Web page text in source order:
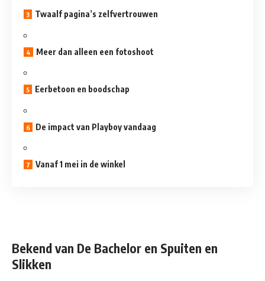
Twaalf pagina’s zelfvertrouwen
Meer dan alleen een fotoshoot
Eerbetoon en boodschap
De impact van Playboy vandaag
Vanaf 1 mei in de winkel
Bekend van De Bachelor en Spuiten en
Slikken